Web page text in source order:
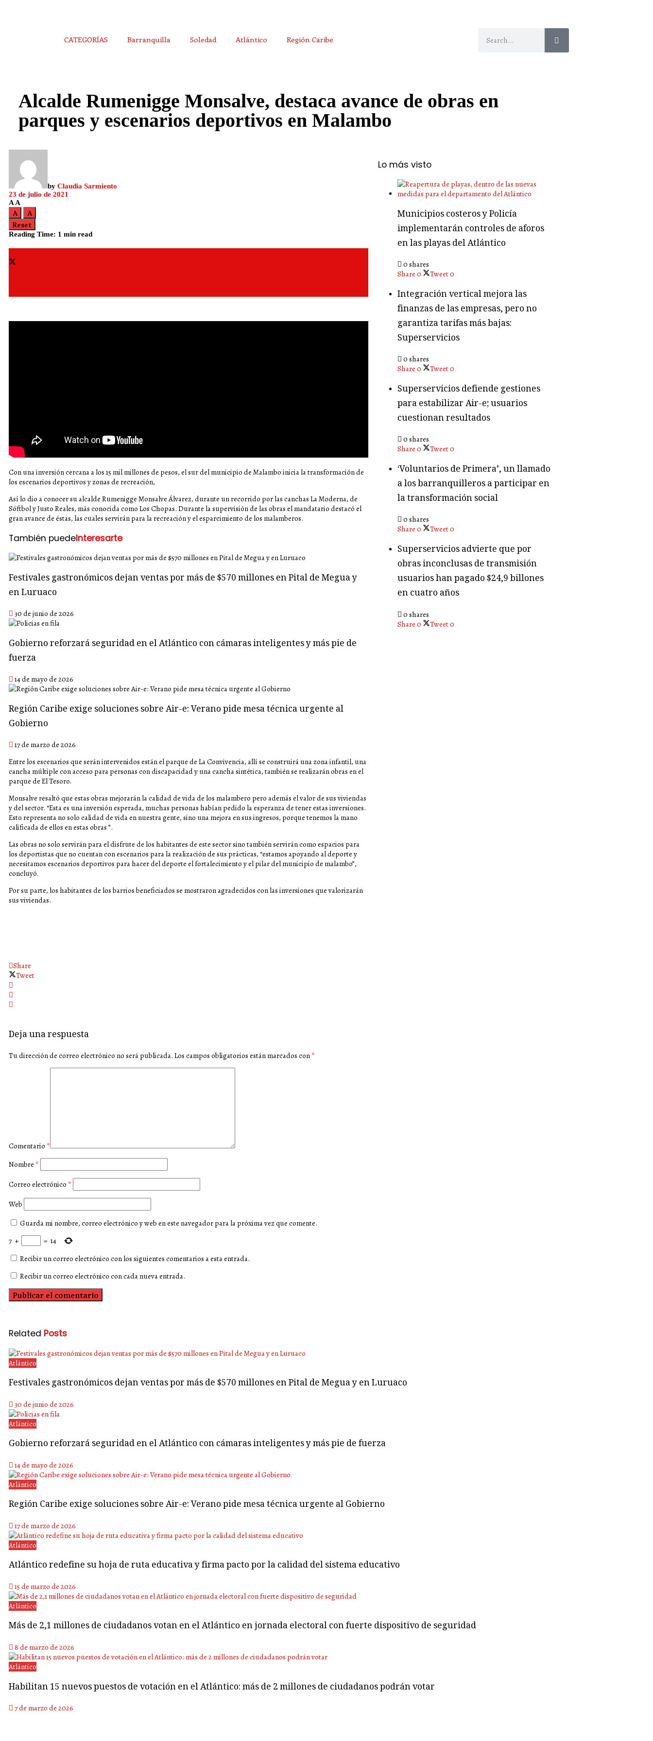
CATEGORÍAS Barranquilla Soledad Atlántico Región Caribe
Alcalde Rumenigge Monsalve, destaca avance de obras en
parques y escenarios deportivos en Malambo
by Claudia Sarmiento
23 de julio de 2021
A A
A
A
Reset
Reading Time: 1 min read
Con una inversión cercana a los 15 mil millones de pesos, el sur del municipio de Malambo inicia la transformación de
los escenarios deportivos y zonas de recreación,
Así lo dio a conocer su alcalde Rumenigge Monsalve Álvarez, durante un recorrido por las canchas La Moderna, de
Sóftbol y Justo Reales, más conocida como Los Chopas. Durante la supervisión de las obras el mandatario destacó el
gran avance de éstas, las cuales servirán para la recreación y el esparcimiento de los malamberos.
También puedeInteresarte
Festivales gastronómicos dejan ventas por más de $570 millones en Pital de Megua y
en Luruaco
30 de junio de 2026
Gobierno reforzará seguridad en el Atlántico con cámaras inteligentes y más pie de
fuerza
14 de mayo de 2026
Región Caribe exige soluciones sobre Air-e: Verano pide mesa técnica urgente al
Gobierno
17 de marzo de 2026
Entre los escenarios que serán intervenidos están el parque de La Convivencia, allí se construirá una zona infantil, una
cancha múltiple con acceso para personas con discapacidad y una cancha sintética, también se realizarán obras en el
parque de El Tesoro.
Monsalve resaltó que estas obras mejorarán la calidad de vida de los malambero pero además el valor de sus viviendas
y del sector. “Esta es una inversión esperada, muchas personas habían pedido la esperanza de tener estas inversiones.
Esto representa no solo calidad de vida en nuestra gente, sino una mejora en sus ingresos, porque tenemos la mano
calificada de ellos en estas obras ”.
Las obras no solo servirán para el disfrute de los habitantes de este sector sino también servirán como espacios para
los deportistas que no cuentan con escenarios para la realización de sus prácticas, “estamos apoyando al deporte y
necesitamos escenarios deportivos para hacer del deporte el fortalecimiento y el pilar del municipio de malambo”,
concluyó.
Por su parte, los habitantes de los barrios beneficiados se mostraron agradecidos con las inversiones que valorizarán
sus viviendas.
Share
Tweet
Deja una respuesta
Tu dirección de correo electrónico no será publicada. Los campos obligatorios están marcados con *
Comentario *
Nombre *
Correo electrónico *
Web
Guarda mi nombre, correo electrónico y web en este navegador para la próxima vez que comente.
7 + = 14
Recibir un correo electrónico con los siguientes comentarios a esta entrada.
Recibir un correo electrónico con cada nueva entrada.
Lo más visto
Municipios costeros y Policía
implementarán controles de aforos
en las playas del Atlántico
0 shares
Share 0 Tweet0
Integración vertical mejora las
finanzas de las empresas, pero no
garantiza tarifas más bajas:
Superservicios
0 shares
Share 0 Tweet0
Superservicios defiende gestiones
para estabilizar Air-e; usuarios
cuestionan resultados
0 shares
Share 0 Tweet0
‘Voluntarios de Primera’, un llamado
a los barranquilleros a participar en
la transformación social
0 shares
Share 0 Tweet0
Superservicios advierte que por
obras inconclusas de transmisión
usuarios han pagado $24,9 billones
en cuatro años
0 shares
Share 0 Tweet0
Related Posts
Atlántico
Festivales gastronómicos dejan ventas por más de $570 millones en Pital de Megua y en Luruaco
30 de junio de 2026
Atlántico
Gobierno reforzará seguridad en el Atlántico con cámaras inteligentes y más pie de fuerza
14 de mayo de 2026
Atlántico
Región Caribe exige soluciones sobre Air-e: Verano pide mesa técnica urgente al Gobierno
17 de marzo de 2026
Atlántico
Atlántico redefine su hoja de ruta educativa y firma pacto por la calidad del sistema educativo
15 de marzo de 2026
Atlántico
Más de 2,1 millones de ciudadanos votan en el Atlántico en jornada electoral con fuerte dispositivo de seguridad
8 de marzo de 2026
Atlántico
Habilitan 15 nuevos puestos de votación en el Atlántico: más de 2 millones de ciudadanos podrán votar
7 de marzo de 2026